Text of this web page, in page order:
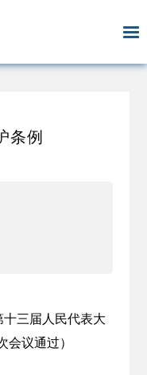
条例
十三届人民代表大
会议通过）